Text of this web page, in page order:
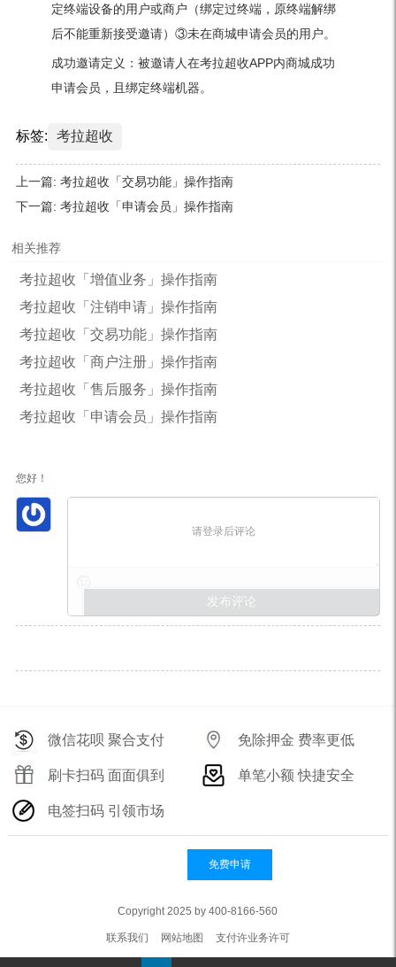
定终端设备的用户或商户（绑定过终端，原终端解绑
后不能重新接受邀请）③未在商城申请会员的用户。
成功邀请定义：被邀请人在考拉超收APP内商城成功
申请会员，且绑定终端机器。
标签: 考拉超收
上一篇: 考拉超收「交易功能」操作指南
下一篇: 考拉超收「申请会员」操作指南
相关推荐
考拉超收「增值业务」操作指南
考拉超收「注销申请」操作指南
考拉超收「交易功能」操作指南
考拉超收「商户注册」操作指南
考拉超收「售后服务」操作指南
考拉超收「申请会员」操作指南
您好！
请登录后评论
微信花呗 聚合支付 免除押金 费率更低
刷卡扫码 面面俱到 单笔小额 快捷安全
电签扫码 引领市场
免费申请
Copyright 2025 by 400-8166-560
联系我们 网站地图 支付许业务许可